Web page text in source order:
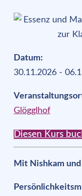
Datum:
30.11.2026 -
Glögglhof
Diesen Kurs
Mit Nishkam und